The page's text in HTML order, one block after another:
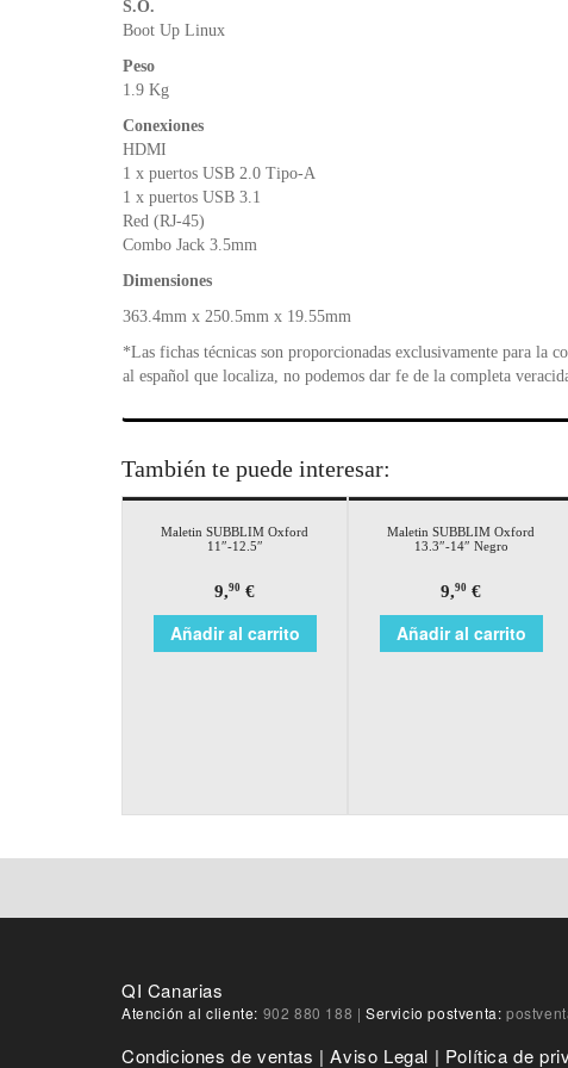
S.O.
Boot Up Linux
Peso
1.9 Kg
Conexiones
HDMI
1 x puertos USB 2.0 Tipo-A
1 x puertos USB 3.1
Red (RJ-45)
Combo Jack 3.5mm
Dimensiones
363.4mm x 250.5mm x 19.55mm
*Las fichas técnicas son proporcionadas exclusivamente para la
al español que localiza, no podemos dar fe de la completa
También te puede interesar:
Maletin SUBBLIM Oxford
11″-12.5″
9,90 €
Añadir al carrito
Maletin SUBBLIM Oxford
13.3″-14″ Negro
9,90 €
Añadir al carrito
QI Canarias
Atención al cliente: 902 880 188 | Servicio postventa:
Condiciones de ventas |Aviso Legal | Política de